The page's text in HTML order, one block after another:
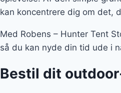
kan koncentrere dig om det,
Med Robens – Hunter Tent
så du kan nyde din tid ude i
Bestil dit